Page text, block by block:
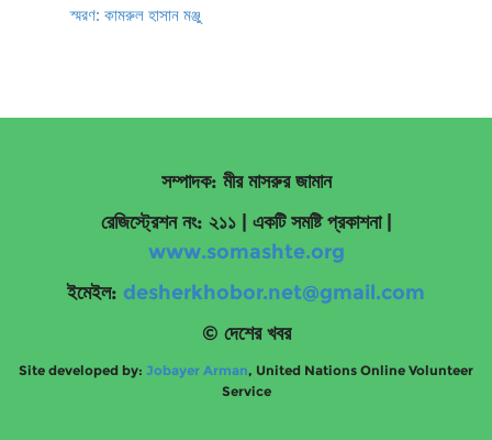
স্মরণ: কামরুল হাসান মঞ্জু
সম্পাদক: মীর মাসরুর জামান
রেজিস্ট্রেশন নং: ২১১ | একটি সমষ্টি প্রকাশনা
www.somashte.org
ইমেইল: desherkhobor.net@gmail.com
© দেশের খবর
Site developed by: Jobayer Arman, United Nations Online Volunteer
Service